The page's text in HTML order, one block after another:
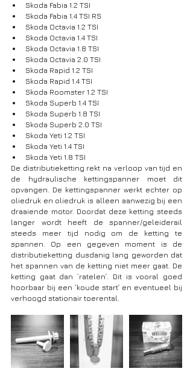
Skoda Fabia 1.2 TSI
Skoda Fabia 1.4 TSI RS
Skoda Octavia 1.2 TSI
Skoda Octavia 1.4 TSI
Skoda Octavia 1.8 TSI
Skoda Octavia 2.0 TSI
Skoda Rapid 1.2 TSI
Skoda Rapid 1.4 TSI
Skoda Roomster 1.2 TSI
Skoda Superb 1.4 TSI
Skoda Superb 1.8 TSI
Skoda Superb 2.0 TSI
Skoda Yeti 1.2 TSI
Skoda Yeti 1.4 TSI
Skoda Yeti 1.8 TSI
De distributieketting rekt na verloop van tijd en
de hydraulische kettingspanner moet dit
opvangen. De kettingspanner werkt echter op
oliedruk en oliedruk is alleen aanwezig bij een
draaiende motor. Doordat deze ketting steeds
langer wordt heeft de spanner/geleiderail
steeds meer tijd nodig om de ketting te
spannen. Op een gegeven moment is de
distributieketting dusdanig lang geworden dat
het spannen van de ketting niet meer gaat. De
ketting gaat dan ‘ratelen’. Dit is vooral goed
hoorbaar bij een ‘koude start’ en eventueel bij
verhoogd stationair toerental.